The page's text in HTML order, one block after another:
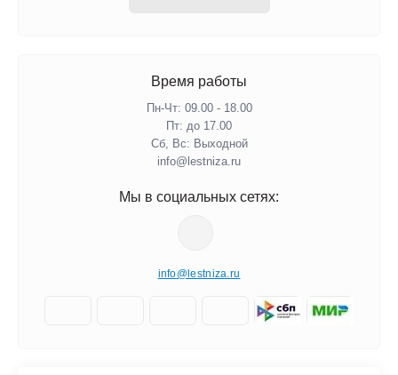
Время работы
Пн-Чт: 09.00 - 18.00
Пт: до 17.00
Сб, Вс: Выходной
info@lestniza.ru
Мы в социальных сетях:
info@lestniza.ru